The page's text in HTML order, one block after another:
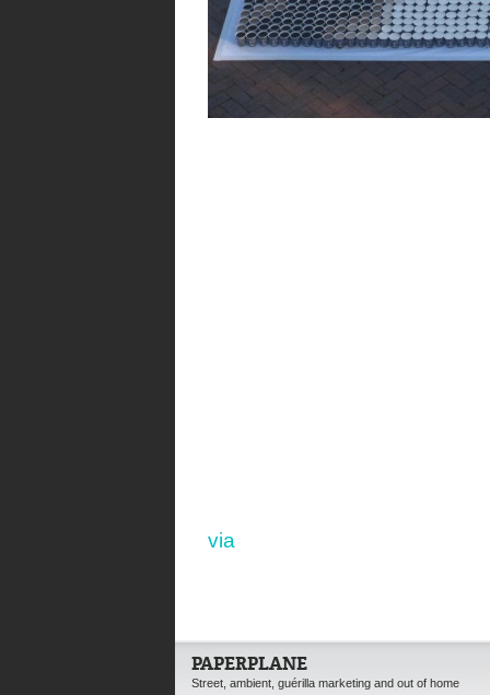
via
PAPERPLANE
Street, ambient, guérilla marketing and out of home